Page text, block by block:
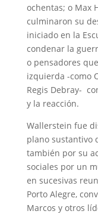
ochentas; o Max
culminaron su
iniciado en la
condenar la
o pensadores
izquierda -como
Regis Debray-
y la reacción.
Wallerstein fue
plano sustantivo
también por su
sociales por un
en sucesivas
Porto Alegre,
Marcos y otros